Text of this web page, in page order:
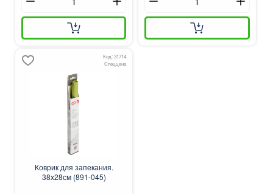
Код: 31714
Спеццена
Коврик для запекания.
38х28см (891-045)